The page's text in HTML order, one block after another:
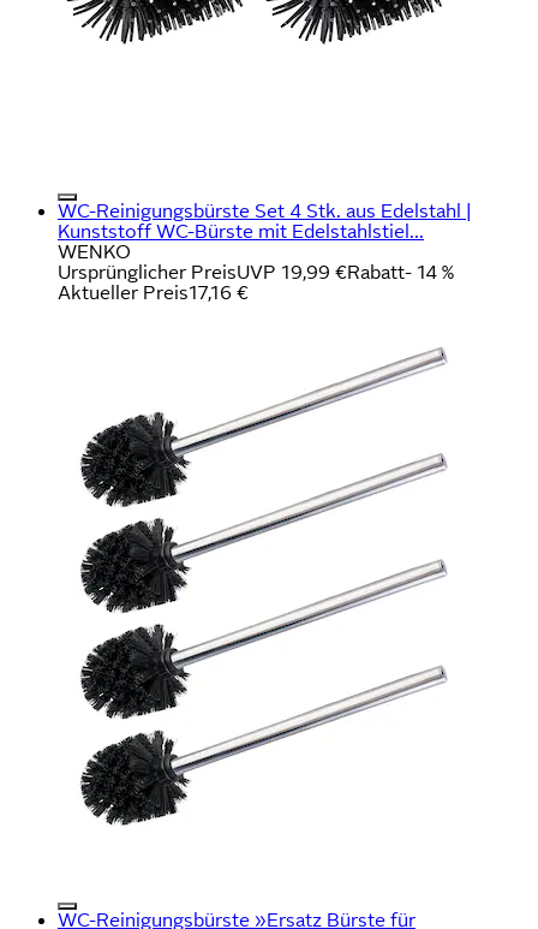
WC-Reinigungsbürste Set 4 Stk. aus Edelstahl |
Kunststoff WC-Bürste mit Edelstahlstiel...
WENKO
Ursprünglicher PreisUVP 19,99 €Rabatt- 14 %
Aktueller Preis17,16 €
WC-Reinigungsbürste »Ersatz Bürste für